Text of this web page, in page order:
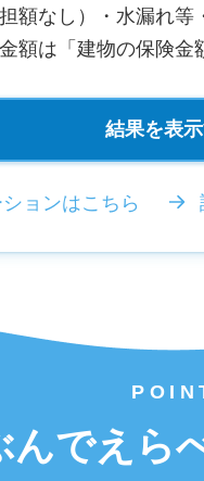
額なし）・水漏れ等
額は「建物の保険
結果を表
ョンはこちら
んでえら